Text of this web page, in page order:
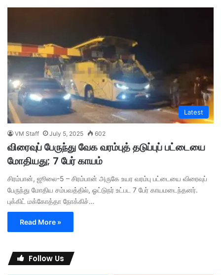
Latest
VM Staff July 5, 2025 602
விரைவுப் பேருந்து வேக வரம்புத் தடுப்புப் பட்டையை
மோதியது; 7 பேர் காயம்
சிரம்பான், ஜூலை-5 – சிரம்பான் அருகே உயர வரம்பு பட்டையை விரைவுப்
பேருந்து மோதிய சம்பவத்தில், ஓட்டுநர் உட்பட 7 பேர் காயமடைந்தனர்.
புக்கிட் மக்கோத்தா நோக்கிச்…
Read More »
Follow Us